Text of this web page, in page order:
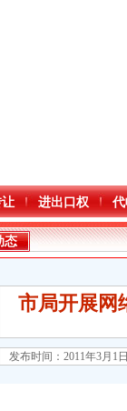
进出口权
）
态
市局开展网
发布时间：2011年3月1